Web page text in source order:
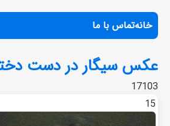
خانهتماس با ما
عکس سیگار در دست
17103
15